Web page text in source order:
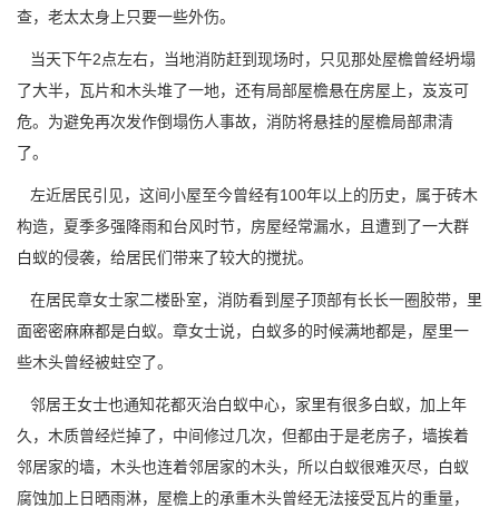
查，老太太身上只要一些外伤。
当天下午2点左右，当地消防赶到现场时，只见那处屋檐曾经坍塌
了大半，瓦片和木头堆了一地，还有局部屋檐悬在房屋上，岌岌可
危。为避免再次发作倒塌伤人事故，消防将悬挂的屋檐局部肃清
了。
左近居民引见，这间小屋至今曾经有100年以上的历史，属于砖木
构造，夏季多强降雨和台风时节，房屋经常漏水，且遭到了一大群
白蚁的侵袭，给居民们带来了较大的搅扰。
在居民章女士家二楼卧室，消防看到屋子顶部有长长一圈胶带，里
面密密麻麻都是白蚁。章女士说，白蚁多的时候满地都是，屋里一
些木头曾经被蛀空了。
邻居王女士也通知花都灭治白蚁中心，家里有很多白蚁，加上年
久，木质曾经烂掉了，中间修过几次，但都由于是老房子，墙挨着
邻居家的墙，木头也连着邻居家的木头，所以白蚁很难灭尽，白蚁
腐蚀加上 日晒雨淋，屋檐上的承重木头曾经无法接受瓦片的重量，